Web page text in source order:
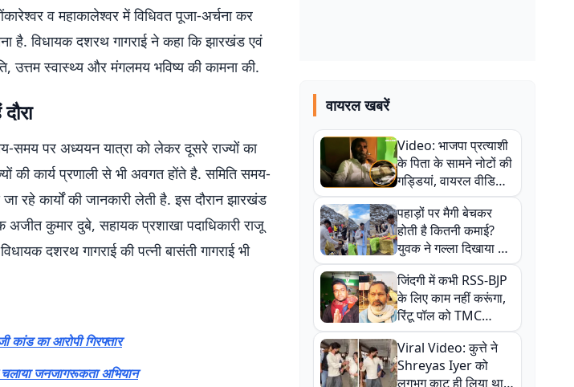
व महाकालेश्वर में विधिवत पूजा-अर्चना कर
है. विधायक दशरथ गागराई ने कहा कि झारखंड एवं
उत्तम स्वास्थ्य और मंगलमय भविष्य की कामना की.
समय पर अध्ययन यात्रा को लेकर दूसरे राज्यों का
की कार्य प्रणाली से भी अवगत होंते है. समिति समय-
रहे कार्यों की जानकारी लेती है. इस दौरान झारखंड
कुमार दुबे, सहायक प्रशाखा पदाधिकारी राजू
दशरथ गागराई की पत्नी बासंती गागराई भी
कांड का आरोपी गिरफ्तार
जनजागरूकता अभियान
वायरल खबरें
Video: भाजपा प्रत्याशी
के पिता के सामने नोटों की
गड्डियां, वायरल वीडियो
से राजनीति में उबाल,
अजित महतो बोले- TMC
की गंदी चाल
पहाड़ों पर मैगी बेचकर
होती है कितनी कमाई?
युवक ने गल्ला दिखाया तो
नौकरी वालों के खड़े हो गए
कान
जिंदगी में कभी RSS-BJP
के लिए काम नहीं करूंगा,
रिंटू पॉल को TMC
ऑफिस में ले जाकर पीटा,
Video वायरल
Viral Video: कुत्ते ने
Shreyas Iyer को
लगभग काट ही लिया था,